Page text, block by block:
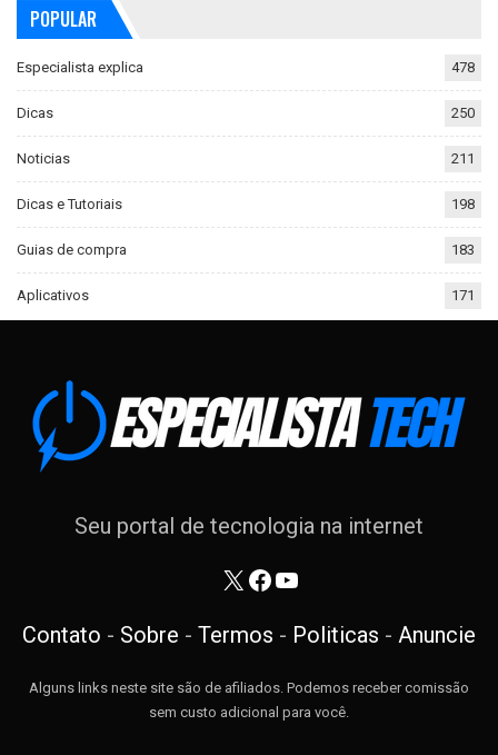
POPULAR
Especialista explica 478
Dicas 250
Noticias 211
Dicas e Tutoriais 198
Guias de compra 183
Aplicativos 171
Seu portal de tecnologia na internet
X Facebook
Youtube
Contato - Sobre - Termos - Politicas - Anuncie
Alguns links neste site são de afiliados. Podemos receber comissão
sem custo adicional para você.